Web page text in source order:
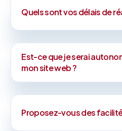
Quels sont vos délais de
Est-ce que je serai
mon site web ?
Proposez-vous des